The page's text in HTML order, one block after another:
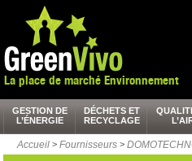
La place de marché Environnement
GESTION DE
L’ÉNERGIE
DÉCHETS ET
RECYCLAGE
Accueil > Fournisseurs >